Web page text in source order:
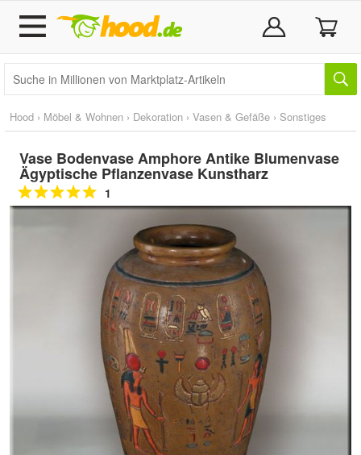
Hood › Möbel & Wohnen › Dekoration › Vasen & Gefäße › Sonstiges
Vase Bodenvase Amphore Antike Blumenvase
Ägyptische Pflanzenvase Kunstharz
1